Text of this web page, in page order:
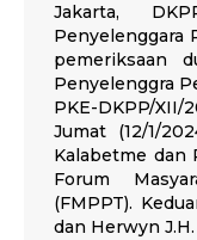
Jakarta,
Penyelenggara
pemeriksaan
Penyelenggra
PKE-DKPP/
Jumat (12/1/
Kalabetme dan
Forum
(FMPPT).
dan Herwyn